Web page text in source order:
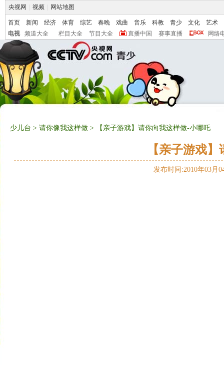
央视网 视频 网站地图
首页 新闻 经济 体育 综艺 春晚 戏曲 音乐 科教 青少 文化
艺术
电视
频道大全 栏目大全 节目大全 直播中国 赛事直播 网络
少儿台 > 请你像我这样做 > 【亲子游戏】请你向我这样做-小哪吒
【亲子游戏
发布时间:2010年03月